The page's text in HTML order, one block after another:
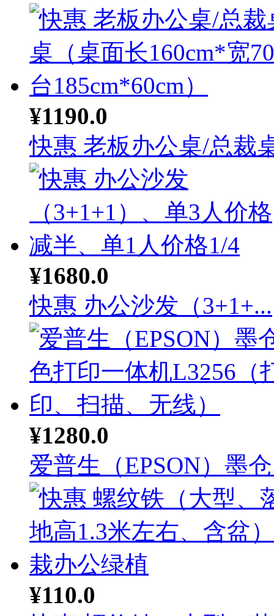
¥1190.0
快惠 老板办公桌/总裁
¥1680.0
快惠 办公沙发（3+1+...
¥1280.0
爱普生（EPSON）墨
¥110.0